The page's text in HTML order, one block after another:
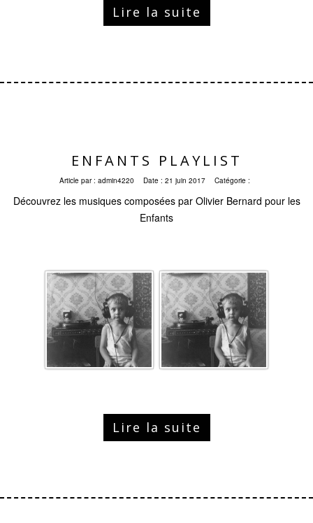
Lire la suite
ENFANTS PLAYLIST
Article par : admin4220 Date : 21 juin 2017 Catégorie :
Découvrez les musiques composées par Olivier Bernard pour les
Enfants
Lire la suite